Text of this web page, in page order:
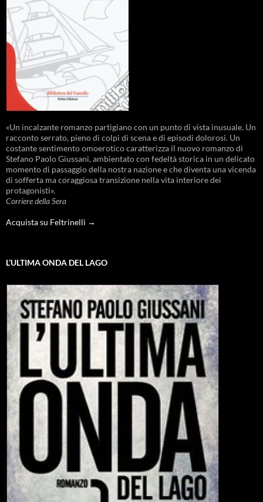
«Un incalzante romanzo partigiano con un punto di vista inusuale. Un
racconto serrato, pieno di colpi di scena e di episodi dolorosi. Un
costante sentimento omoerotico caratterizza il nuovo romanzo di
Stefano Paolo Giussani, ambientato con fedeltà storica in un delicato
momento di passaggio della nostra nazione e che diventa una vicenda
di sofferta ma coraggiosa transizione nella vita interiore dei
protagonisti».
Corriere della Sera
Acquista su Feltrinelli →
L’ULTIMA ONDA DEL LAGO